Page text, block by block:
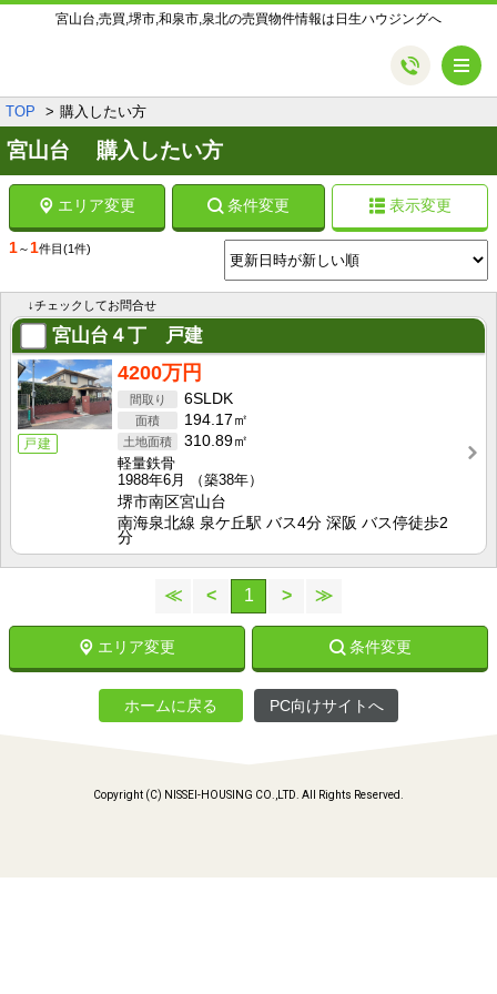
宮山台,売買,堺市,和泉市,泉北の売買物件情報は日生ハウジングへ
TOP 購入したい方
宮山台 購入したい方
エリア変更 条件変更 表示変更
1～1件目 (1件)
↓チェックしてお問合せ
宮山台４丁 戸建
戸建
4200万円
6SLDK
194.17㎡
310.89㎡
軽量鉄骨
1988年6月
（築38年）
堺市南区宮山台
南海泉北線 泉ケ丘駅 バス4分 深阪 バス停徒歩2
分
≪ < 1 > ≫
エリア変更 条件変更
ホームに戻る PC向けサイトへ
Copyright (C) NISSEI-HOUSING CO.,LTD. All Rights Reserved.